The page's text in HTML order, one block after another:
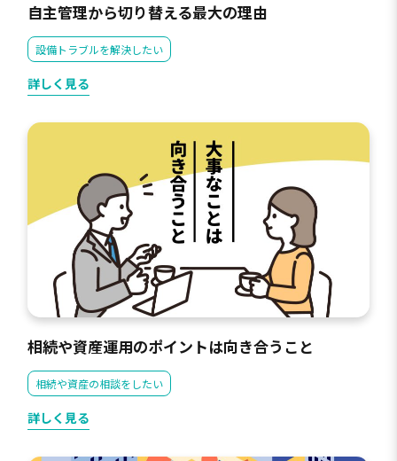
自主管理から切り替える最大の理由
設備トラブルを解決したい
詳しく見る
相続や資産運用のポイントは向き合うこと
相続や資産の相談をしたい
詳しく見る